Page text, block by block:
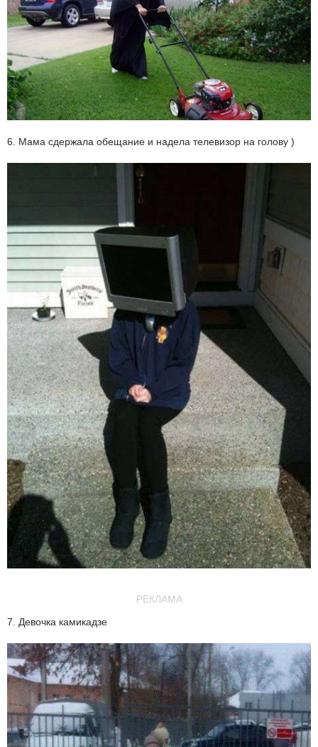
6. Мама сдержала обещание и надела телевизор на голову )
РЕКЛАМА
7. Девочка камикадзе